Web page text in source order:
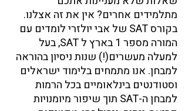
מתלמידים אחרים? אין את זה אצלנו.
בקורס SAT של אבי יולזרי לומדים עם
המורה מספר 1 בארץ ל SAT, בעל
למעלה מעשרים(!) שנות ניסיון בהוראה
למבחן. אנו מתמחים בלימוד ישראלים
וסטודנטים בינלאומיים בכל הרמות
למבחן ה-SAT תוך שיפור מיומנויות